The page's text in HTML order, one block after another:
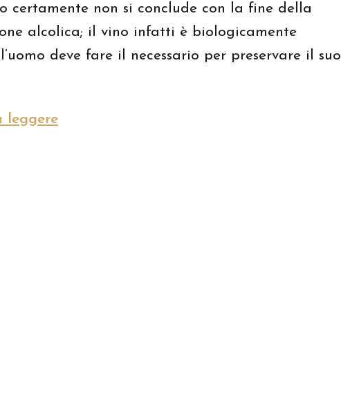
certamente non si conclude con la fine della
alcolica; il vino infatti è biologicamente
deve fare il necessario per preservare il suo
leggere